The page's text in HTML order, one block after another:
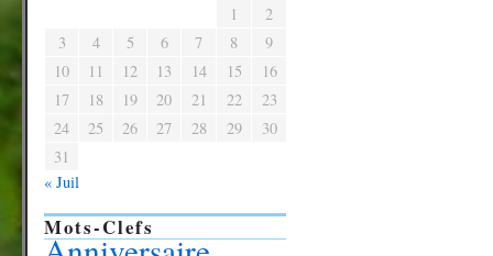
1
2
3
4 5 6 7 8
9
10
11 12 13 14 15
16
17
18 19 20 21 22
23
24
25 26 27 28 29
30
31
« Juil
Mots-Clefs